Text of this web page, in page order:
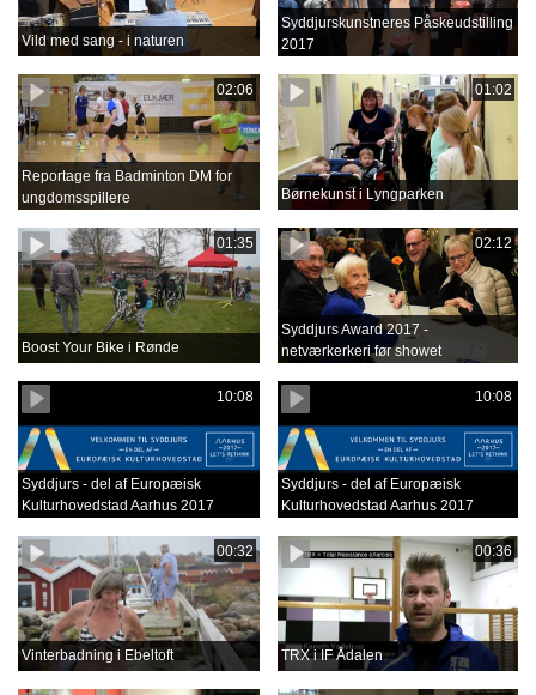
Vild med sang - i naturen
Syddjurskunstneres Påskeudstilling
2017
02:06
Reportage fra Badminton DM for
ungdomsspillere
01:02
Børnekunst i Lyngparken
01:35
Boost Your Bike i Rønde
02:12
Syddjurs Award 2017 -
netværkerkeri før showet
10:08
Syddjurs - del af Europæisk
Kulturhovedstad Aarhus 2017
10:08
Syddjurs - del af Europæisk
Kulturhovedstad Aarhus 2017
00:32
Vinterbadning i Ebeltoft
00:36
TRX i IF Ådalen